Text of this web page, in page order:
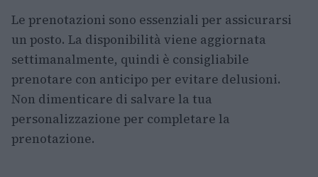
Le prenotazioni sono essenziali per assicurarsi
un posto. La disponibilità viene aggiornata
settimanalmente, quindi è consigliabile
prenotare con anticipo per evitare delusioni.
Non dimenticare di salvare la tua
personalizzazione per completare la
prenotazione.